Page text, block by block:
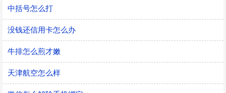
中括号怎么打
没钱还信用卡怎么办
牛排怎么煎才嫩
天津航空怎么样